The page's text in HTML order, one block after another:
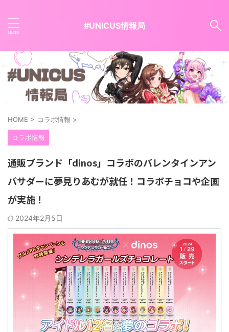
#UNICUS情報局
HOME > コラボ情報 >
コラボ情報
通販ブランド「dinos」コラボのバレンタインアン
バサダーに夢見りあむが就任！コラボチョコや企画
が実施！
2024年2月5日